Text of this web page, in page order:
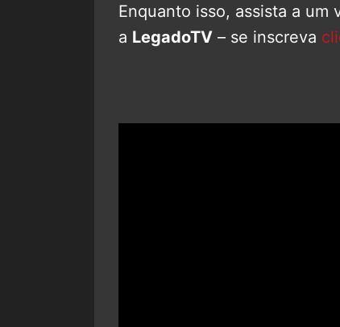
Enquanto isso, assista a um
a LegadoTV – se inscreva